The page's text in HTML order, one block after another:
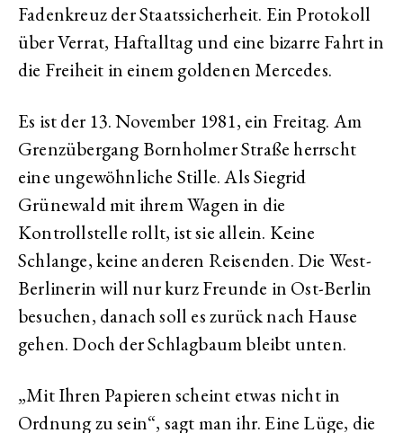
Fadenkreuz der Staatssicherheit. Ein Protokoll
über Verrat, Haftalltag und eine bizarre Fahrt in
die Freiheit in einem goldenen Mercedes.
Es ist der 13. November 1981, ein Freitag. Am
Grenzübergang Bornholmer Straße herrscht
eine ungewöhnliche Stille. Als Siegrid
Grünewald mit ihrem Wagen in die
Kontrollstelle rollt, ist sie allein. Keine
Schlange, keine anderen Reisenden. Die West-
Berlinerin will nur kurz Freunde in Ost-Berlin
besuchen, danach soll es zurück nach Hause
gehen. Doch der Schlagbaum bleibt unten.
„Mit Ihren Papieren scheint etwas nicht in
Ordnung zu sein“, sagt man ihr. Eine Lüge, die